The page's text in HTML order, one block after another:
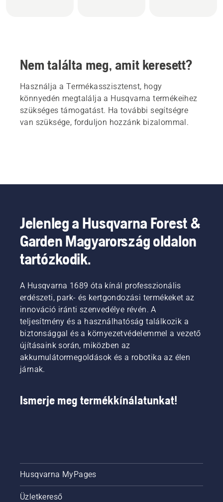
Nem találta meg, amit keresett?
Használja a Termékasszisztenst, hogy
könnyedén megtalálja a Husqvarna termékeihez
szükséges támogatást. Ha további segítségre
van szüksége, forduljon hozzánk bizalommal.
Jelenleg a Husqvarna Forest &
Garden Magyarország oldalon
tartózkodik.
A Husqvarna 1689 óta kínál professzionális
erdészeti, park- és kertgondozási termékeket az
innováció iránti szenvedélye révén. A
teljesítmény és a használhatóság találkozik a
biztonsággal és a környezetvédelemmel a vezető
újításaink során, miközben az
akkumulátormegoldások és a robotika az élen
járnak.
Ismerje meg termékkínálatunkat!
Husqvarna MyPages
Üzletkereső